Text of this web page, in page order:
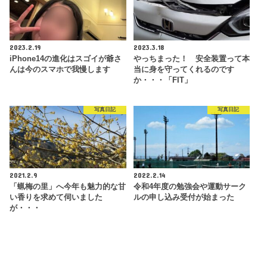
2023.2.19
iPhone14の進化はスゴイが爺さ
んは今のスマホで我慢します
2023.3.18
やっちまった！ 安全装置って本
当に身を守ってくれるのです
か・・・「FIT」
写真日記
2021.2.9
「蝋梅の里」へ今年も魅力的な甘
い香りを求めて伺いました
が・・・
写真日記
2022.2.14
令和4年度の勉強会や運動サーク
ルの申し込み受付が始まった